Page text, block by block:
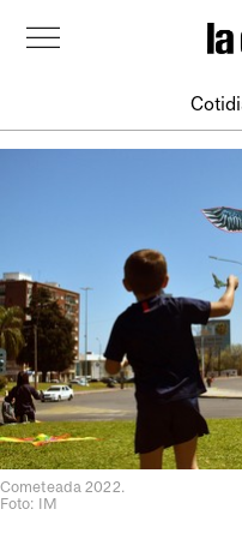
Cometeada 2022.
Foto: IM